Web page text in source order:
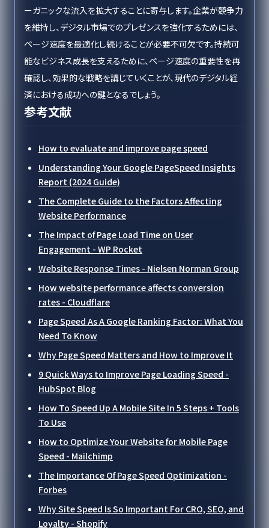
ーガニックな流入を拡大することに寄与します。企業が競争力
を維持し、デジタル市場でのプレゼンスを強化するためには、
ページ速度を最適化し続けることが必要不可欠です。持続可
能なビジネス成長を支えるために、ページ速度の重要性を再
確認し、効果的な戦略を講じていくことが、現代のデジタル経
済における成功への鍵となるでしょう。
参考文献
How to evaluate and improve page speed
Understanding Your Google PageSpeed Insights
Report (2024 Guide)
The Complete Guide to the Factors Affecting
Website Performance
The Impact of Page Load Time on User
Engagement - WP Rocket
Website Response Times - Nielsen Norman Group
How website performance affects conversion
rates - Cloudflare
Page Speed As A Google Ranking Factor: What You
Need To Know
Why Page Speed Matters and How to Improve It
9 Quick Ways to Improve Page Loading Speed -
HubSpot Blog
How To Speed Up A Mobile Site In 5 Steps + Tools
To Use
How to Optimize Your Website for Mobile Page
Speed - Mailchimp
The Importance Of Page Speed Optimization -
Forbes
Why Site Speed Is So Important For CRO, SEO, and
Loyalty - Shopify